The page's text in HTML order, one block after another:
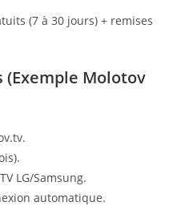
(7 à 30 jours) + remises
(Exemple Molotov
LG/Samsung.
automatique.